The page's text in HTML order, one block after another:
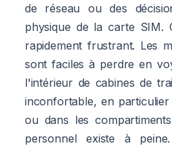
de réseau ou des
physique de la carte SIM.
rapidement frustrant. Les
sont faciles à perdre en
l'intérieur de cabines de
inconfortable, en
ou dans les
personnel existe à